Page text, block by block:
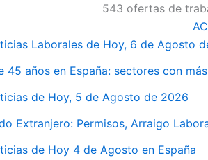
543 ofertas de
Laborales de Hoy, 6 de Agosto
45 años en España: sectores con
de Hoy, 5 de Agosto de 2026
Extranjero: Permisos, Arraigo
de Hoy 4 de Agosto en España